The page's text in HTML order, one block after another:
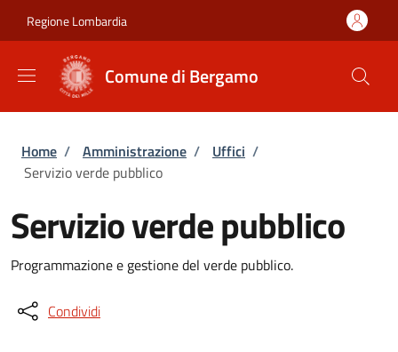
Regione Lombardia
Comune di Bergamo
Briciole di pane
Home / Amministrazione / Uffici /
Servizio verde pubblico
Servizio verde pubblico
Programmazione e gestione del verde pubblico.
Condividi